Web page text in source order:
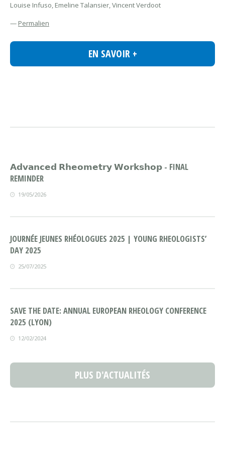
Louise Infuso, Emeline Talansier, Vincent Verdoot
— Permalien
EN SAVOIR +
𝗔𝗱𝘃𝗮𝗻𝗰𝗲𝗱 𝗥𝗵𝗲𝗼𝗺𝗲𝘁𝗿𝘆 𝗪𝗼𝗿𝗸𝘀𝗵𝗼𝗽 - FINAL
REMINDER
19/05/2026
JOURNÉE JEUNES RHÉOLOGUES 2025 | YOUNG RHEOLOGISTS’
DAY 2025
25/07/2025
SAVE THE DATE: ANNUAL EUROPEAN RHEOLOGY CONFERENCE
2025 (LYON)
12/02/2024
PLUS D'ACTUALITÉS